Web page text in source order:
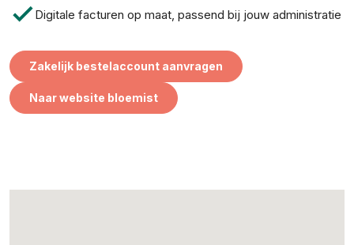
checkDigitale facturen op maat, passend bij jouw administratie
Zakelijk bestelaccount aanvragen
Naar website bloemist